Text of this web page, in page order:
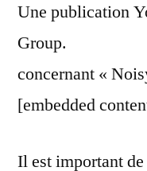
Une publication
Group.
concernant «
[embedded
Il est important